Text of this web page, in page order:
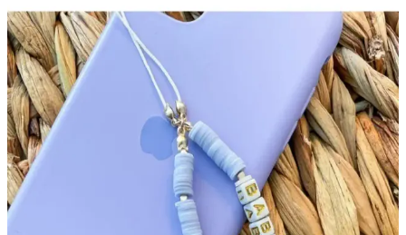
Kullanışlı Çözüm
Fimo boncuk detaylarıyla süslenmiş telefon askıları, şıklık ve
fonksiyonelliği bir arada sunar. Uzun ömürlü ve çeşitli tasarımlarla
tarzınıza uygun seçenekler burada.
Tekno Mobiles Babe Yazılı Renkli Fimo Telefon
Charmı: Şık ve Dayanıklı Telefon Aksesuarı
Canlı renkleri ve şık tasarımıyla Tekno Mobiles Babe Fimo Charm,
telefonunuza kişisel dokunuş katarken dayanıklılık sağlar. Hafif ve
kullanışlı yapısıyla dikkat çeker.